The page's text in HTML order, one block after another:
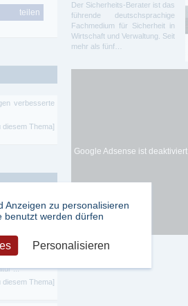
teilen
verbesserte
diesem Thema]
mit
Interessierten.
diesem Thema]
Erholung und
...
diesem Thema]
Der Sicherheits-Berater ist das
führende deutschsprachige
Fachmedium für Sicherheit in
Wirtschaft und Verwaltung. Seit
mehr als fünf…
Google Adsense ist deaktiviert.
Anzeigen zu personalisieren
benutzt werden dürfen
Personalisieren